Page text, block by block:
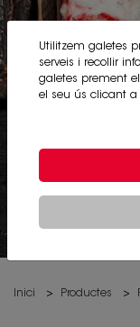
Inici Productes
Utilitzem galetes
serveis i recollir
galetes prement
el seu ús clicant a